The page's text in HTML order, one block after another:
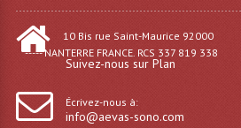
Projecteurs Théâtre
Projecteurs
10 Bis rue Saint-Maurice 92000
----- NANTERRE FRANCE. RCS 337 819 338
Suivez-nous sur Plan
Écrivez-nous à:
info@aevas-sono.com